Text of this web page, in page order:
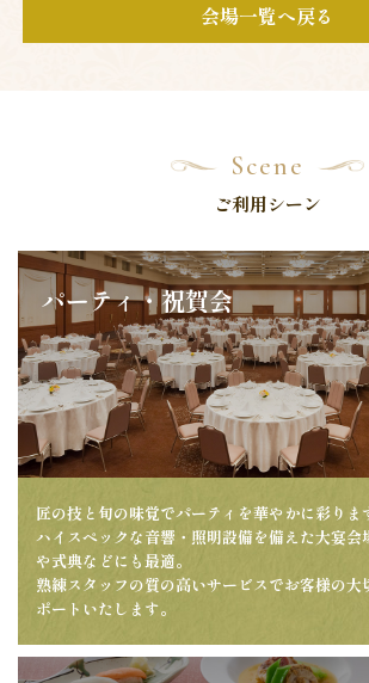
会場一覧へ戻る
Scene
ご利用シーン
パーティ・祝賀会
匠の技と旬の味覚でパーティを華やかに彩りま
ハイスペックな音響・照明設備を備えた大宴会
や式典などにも最適。
熟練スタッフの質の高いサービスでお客様の大
ポートいたします。